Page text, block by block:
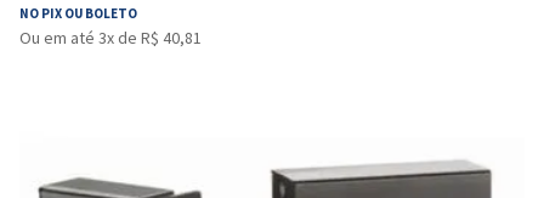
NO PIX OU BOLETO
Ou em até 3x de R$ 40,81